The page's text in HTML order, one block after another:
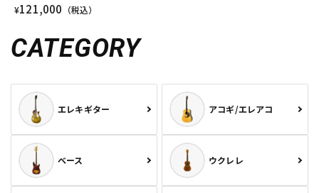
¥121,000 （税込）
CATEGORY
エレキギター アコギ/エレアコ
ベース ウクレレ